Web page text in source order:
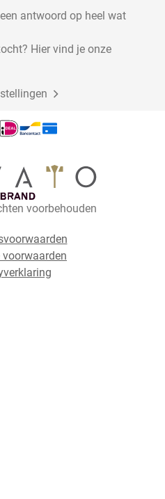
antwoord op heel wat
Hier vind je onze
voorbehouden
voorwaarden